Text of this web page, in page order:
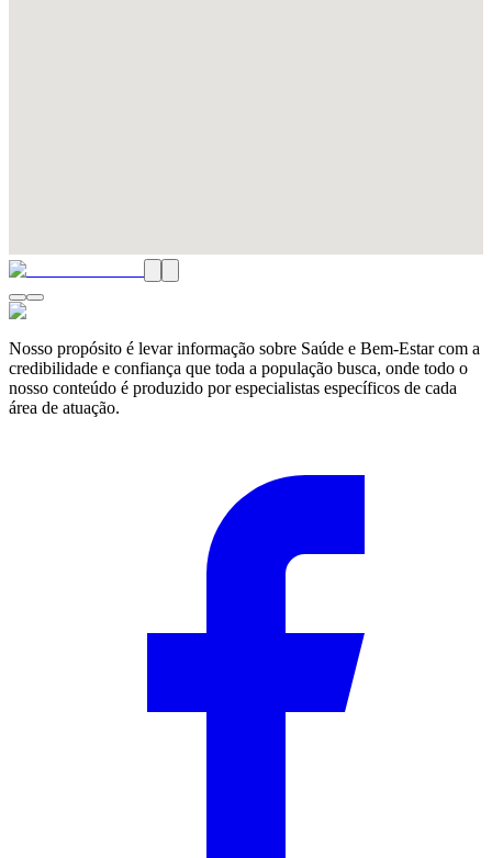
Nosso propósito é levar informação sobre Saúde e Bem-Estar com a
credibilidade e confiança que toda a população busca, onde todo o
nosso conteúdo é produzido por especialistas específicos de cada
área de atuação.